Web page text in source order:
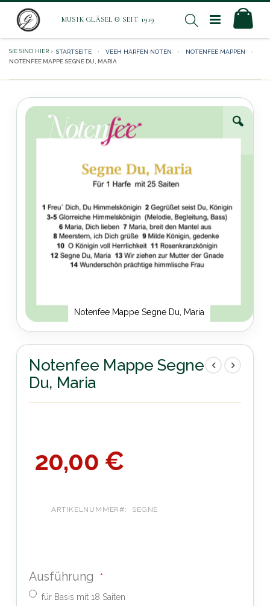
Direkt
zum
Suche
STARTSEITE VEEH HARFEN NOTEN
NOTENFEE MAPPEN
NOTENFEE MAPPE SEGNE DU, MARIA
Zum
der
Notenfee Mappe Segne Du, Maria
Zum
Anfang
der
Bildergalerie
springen
Notenfee Mappe Segne
Du, Maria
20,00 €
ARTIKELNUMMER SEGNE
Ausführung
für Basis mit 18 Saiten